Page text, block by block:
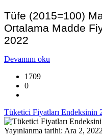
Tüfe (2015=100)
Ortalama Madde
2022
Devamını oku
1709
0
Tüketici Fiyatları Endeksinin
Yayınlanma tarihi: Ara 2, 2022